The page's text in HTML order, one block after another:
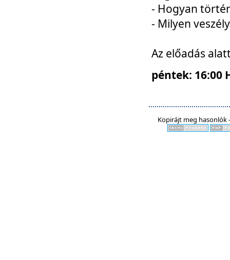
- Hogyan
- Milyen
Az előadás
péntek: 16:00
Kopirájt meg hasonlók